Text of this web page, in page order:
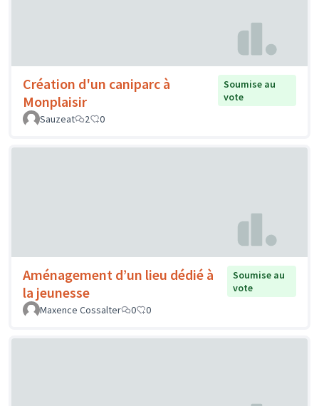
Création d'un caniparc à
Monplaisir
Soumise au
vote
Sauzeat
2 0
Aménagement d’un lieu dédié à
la jeunesse
Soumise au
vote
Maxence Cossalter
0 0